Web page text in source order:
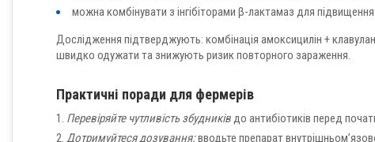
можна комбінувати з інгібіторами β-лактамаз для
Дослідження підтверджують: комбінація амоксицилін +
швидко одужати та знижують ризик повторного зараження.
Практичні поради для фермерів
1. Перевіряйте чутливість збудниківдо антибіотиків перед
2. Дотримуйтеся дозування:вводьте препарат